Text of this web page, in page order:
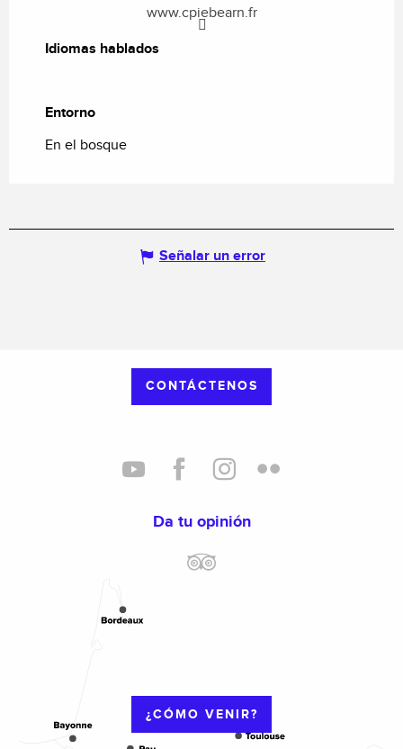
www.cpiebearn.fr
Idiomas hablados
Idiomas hablados
Entorno
Entorno
En el bosque
Señalar un error
CONTÁCTENOS
Da tu opinión
¿CÓMO VENIR?